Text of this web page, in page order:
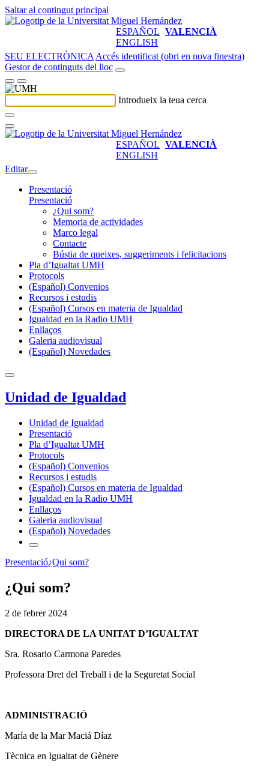
Saltar al contingut principal
ESPAÑOL VALENCIÀ
ENGLISH
SEU ELECTRÒNICA Accés identificat (obri en nova finestra)
Gestor de continguts del lloc
Introdueix la teua cerca
ESPAÑOL VALENCIÀ
ENGLISH
Editar
Presentació
Presentació
¿Qui som?
Memoria de actividades
Marco legal
Contacte
Bústia de queixes, suggeriments i felicitacions
Pla d’Igualtat UMH
Protocols
(Español) Convenios
Recursos i estudis
(Español) Cursos en materia de Igualdad
Igualdad en la Radio UMH
Enllaços
Galeria audiovisual
(Español) Novedades
Unidad de Igualdad
Unidad de Igualdad
Presentació
Pla d’Igualtat UMH
Protocols
(Español) Convenios
Recursos i estudis
(Español) Cursos en materia de Igualdad
Igualdad en la Radio UMH
Enllaços
Galeria audiovisual
(Español) Novedades
Presentació¿Qui som?
¿Qui som?
2 de febrer 2024
DIRECTORA DE LA UNITAT D’IGUALTAT
Sra. Rosario Carmona Paredes
Professora Dret del Treball i de la Seguretat Social
ADMINISTRACIÓ
María de la Mar Maciá Díaz
Tècnica en Igualtat de Gènere